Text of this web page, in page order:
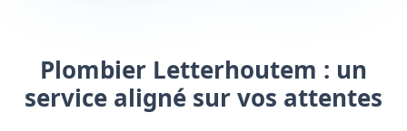
Plombier Letterhoutem : un
service aligné sur vos attentes